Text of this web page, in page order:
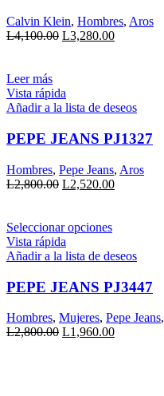
Calvin Klein, Hombres, Aros
L4,100.00 El
L4,100.00.
L3,280.00El
Leer más
Vista rápida
Añadir a la lista de deseos
PEPE JEANS PJ1327
Hombres, Pepe Jeans, Aros
L2,800.00 El
era:
L2,800.00.
L2,520.00El
Seleccionar opcionesEste
tiene
variantes.
Las
opciones
se
pueden
Vista rápida
Añadir a la lista de deseos
PEPE JEANS PJ3447
Hombres, Mujeres, Pepe Jeans,
L2,800.00 El
L1,960.00El